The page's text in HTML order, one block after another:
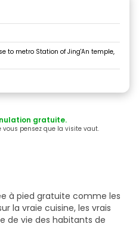
to metro Station of Jing'An temple,
gratuite.
vous pensez que la visite vaut.
à pied gratuite comme les
la vraie cuisine, les vrais
de vie des habitants de